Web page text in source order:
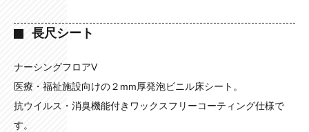
長尺シート
ナーシングフロアV
医療・福祉施設向けの２mm厚発泡ビニル床シート。
抗ウイルス・消臭機能付きワックスフリーコーティング仕様で
す。